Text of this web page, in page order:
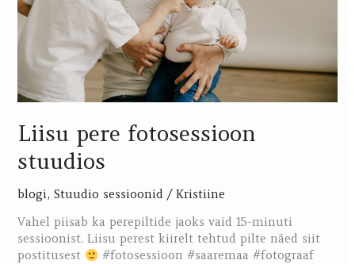
Liisu pere fotosessioon
stuudios
blogi,Stuudio sessioonid /Kristiine
Vahel piisab ka perepiltide jaoks vaid 15-minuti
sessioonist. Liisu perest kiirelt tehtud pilte näed siit
postitusest
#fotosessioon #saaremaa #fotograaf